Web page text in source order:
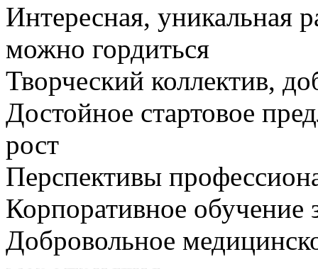
Интересная, уникальная
можно гордиться
Творческий коллектив,
Достойное стартовое
рост
Перспективы
Корпоративное обучение
Добровольное